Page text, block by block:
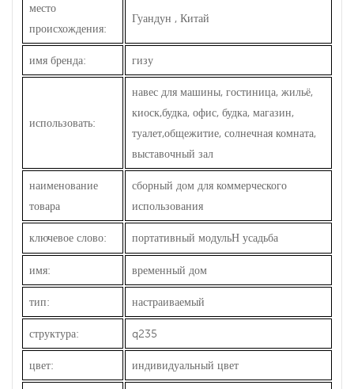
место
происхождения:
Гуандун , Китай
имя бренда: гизу
использовать:
навес для машины, гостиница, жильё,
киоск,будка, офис, будка, магазин,
туалет,общежитие, солнечная комната,
выставочный зал
наименование
товара
сборный дом для коммерческого
использования
ключевое слово: портативный модульH усадьба
имя: временный дом
тип: настраиваемый
структура: q235
цвет: индивидуальный цвет